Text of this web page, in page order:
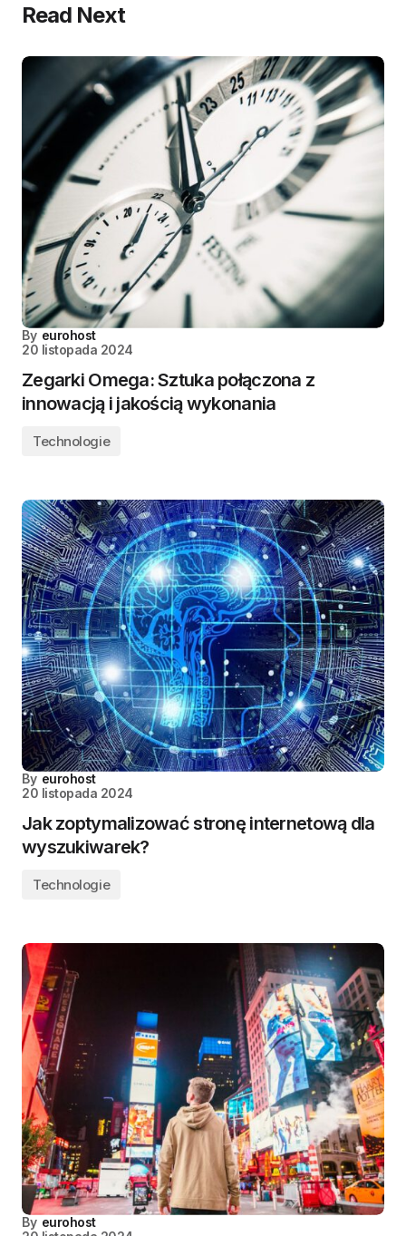
Read Next
By eurohost
20 listopada 2024
Zegarki Omega: Sztuka połączona z
innowacją i jakością wykonania
Technologie
By eurohost
20 listopada 2024
Jak zoptymalizować stronę internetową dla
wyszukiwarek?
Technologie
By eurohost